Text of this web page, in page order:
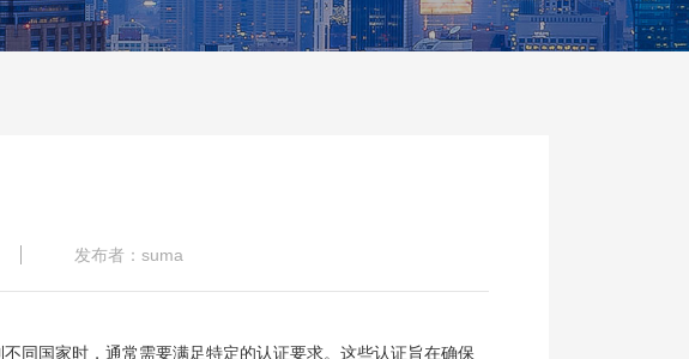
发布者：suma
同国家时，通常需要满足特定的认证要求。这些认证旨在确保